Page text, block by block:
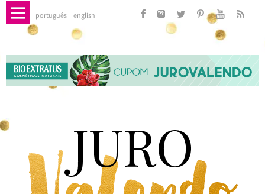
português english